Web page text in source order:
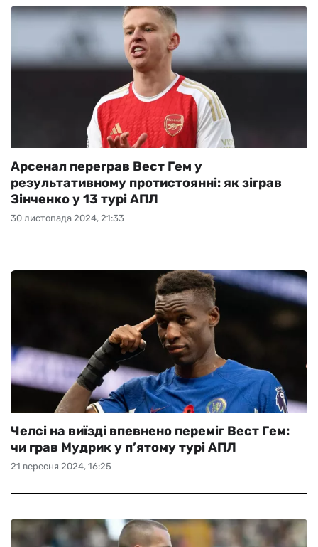
30 листопада 2024, 21:33
Арсенал переграв Вест Гем у
результативному протистоянні: як зіграв
Зінченко у 13 турі АПЛ
21 вересня 2024, 16:25
Челсі на виїзді впевнено переміг Вест Гем:
чи грав Мудрик у п’ятому турі АПЛ